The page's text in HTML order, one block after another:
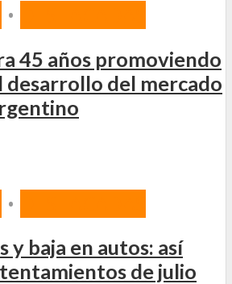
•
45 años promoviendo
desarrollo del mercado
•
y baja en autos: así
de julio